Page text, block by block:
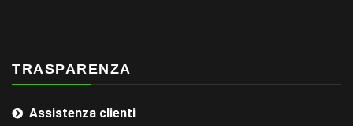
TRASPARENZA
Assistenza clienti